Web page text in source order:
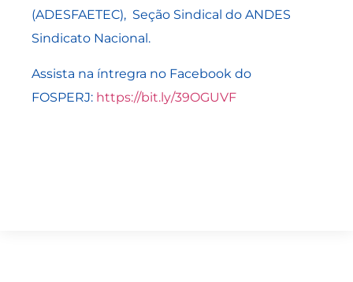
(ADESFAETEC), Seção Sindical do ANDES
Sindicato Nacional.
Assista na íntregra no Facebook do
FOSPERJ: https://bit.ly/39OGUVF